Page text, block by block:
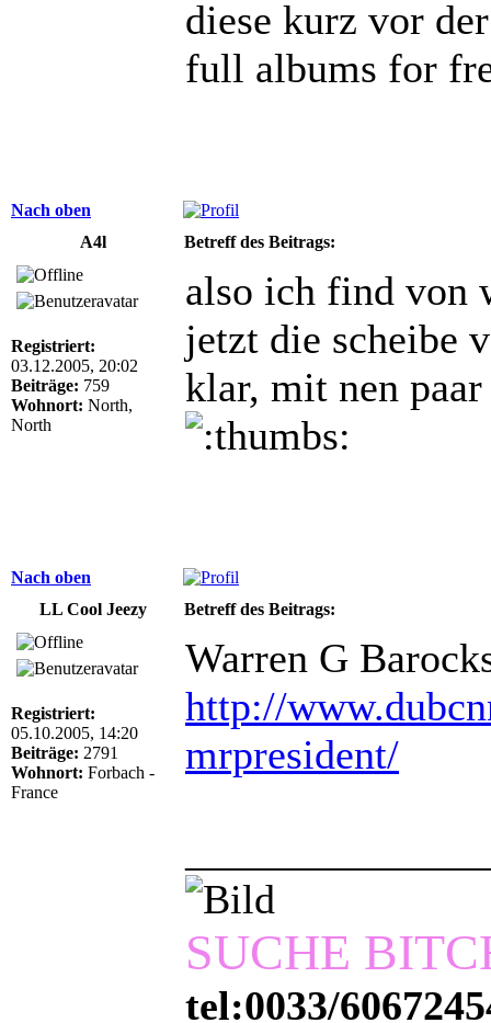
diese kurz vor
full albums for
Nach oben
A4l
Betreff des Beitrags:
Registriert:
03.12.2005, 20:02
Beiträge: 759
Wohnort: North,
North
also ich find von
jetzt die scheibe
klar, mit nen
Nach oben
LL Cool Jeezy
Betreff des Beitrags:
Registriert:
05.10.2005, 14:20
Beiträge: 2791
Wohnort: Forbach -
France
Warren G
http://
mrpresident/
SUCHE
tel:0033/